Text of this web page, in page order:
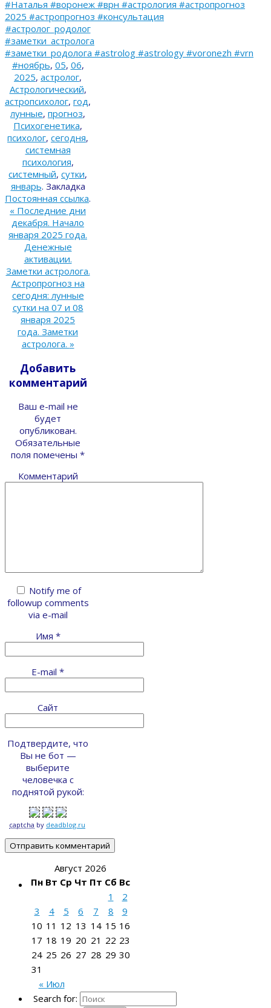
#Наталья #воронеж #врн #астрология #астропрогноз
2025 #астропрогноз #консультация
#астролог_родолог
#заметки_астролога
#заметки_родолога #astrolog #astrology #voronezh #vrn
#ноябрь, 05, 06,
2025, астролог,
Астрологический,
астропсихолог, год,
лунные, прогноз,
Психогенетика,
психолог, сегодня,
системная
психология,
системный, сутки,
январь. Закладка
Постоянная ссылка.
« Последние дни
декабря. Начало
января 2025 года.
Денежные
активации.
Заметки астролога.
Астропрогноз на
сегодня: лунные
сутки на 07 и 08
января 2025
года. Заметки
астролога. »
Добавить
комментарий
Ваш e-mail не
будет
опубликован.
Обязательные
поля помечены *
Комментарий
Notify me of
followup comments
via e-mail
Имя *
E-mail *
Сайт
Подтвердите, что
Вы не бот —
выберите
человечка с
поднятой рукой:
captcha by deadblog.ru
Август 2026
Пн Вт Ср Чт Пт Сб Вс
« Июл
1
2
3
4 5 6 7 8
9
10 11 12 13 14 15 16
17 18 19 20 21 22 23
24 25 26 27 28 29 30
31
Search for: